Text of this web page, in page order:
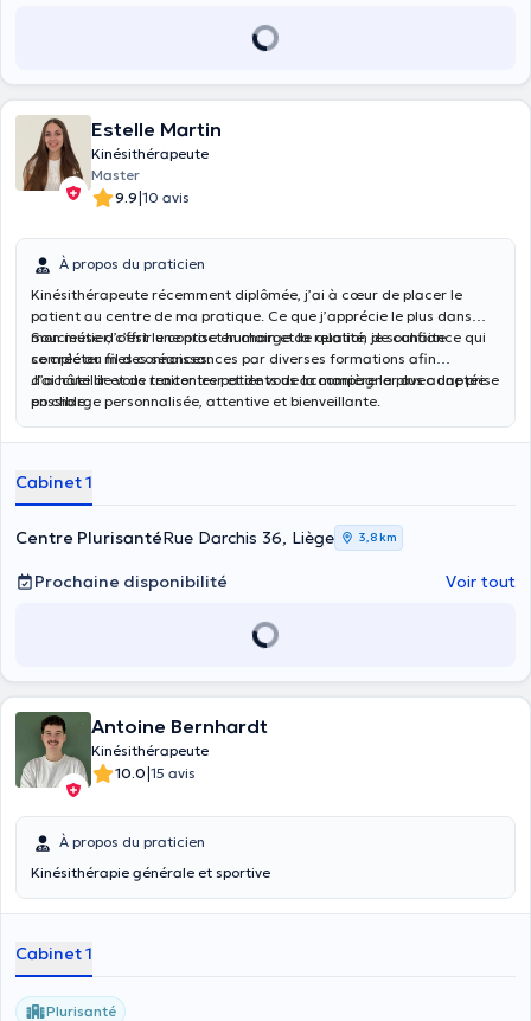
Estelle Martin
Kinésithérapeute
Master
9.9|10 avis
À propos du praticien
Kinésithérapeute récemment diplômée, j’ai à cœur de placer le
patient au centre de ma pratique. Ce que j’apprécie le plus dans
mon métier, c’est le contact humain et la relation de confiance qui
se crée au fil des séances.
Soucieuse d’offrir une prise en charge de qualité, je souhaite
compléter mes connaissances par diverses formations afin
d’accueillir et de traiter les patients de la manière la plus adaptée
possible.
J’ai hâte de vous rencontrer et de vous accompagner avec une prise
en charge personnalisée, attentive et bienveillante.
Cabinet 1
Centre PlurisantéRue Darchis 36, Liège 3,8 km
Prochaine disponibilité Voir tout
Antoine Bernhardt
Kinésithérapeute
10.0|15 avis
À propos du praticien
Kinésithérapie générale et sportive
Cabinet 1
Plurisanté